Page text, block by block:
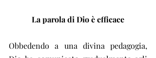
La parola di Dio è efficace
Obbedendo a una divina pedagogia,